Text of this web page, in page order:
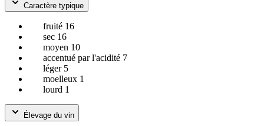
Caractère typique
fruité 16
sec 16
moyen 10
accentué par l'acidité 7
léger 5
moelleux 1
lourd 1
Élevage du vin